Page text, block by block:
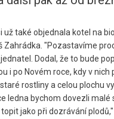
už také objednala kotel na
Zahrádka. "Pozastavíme
Dodal, že to bude
i po Novém roce, kdy v nich
rostliny a celou plochu
ledna bychom dovezli malé
jako při dozrávání plodů,"